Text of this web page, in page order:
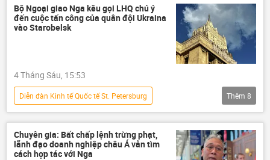
Vladimir Putin
St. Petersburg
Bộ Ngoại giao Nga kêu gọi LHQ chú ý
đến cuộc tấn công của quân đội Ukraina
vào Starobelsk
4 Tháng Sáu, 15:53
Diễn đàn Kinh tế Quốc tế St. Petersburg
Bộ Ngoại giao Nga
Ukraina
Cuộc khủng hoảng ở Ukraina
Nga
xung đột
khủng bố
Thế giới
Thêm 8
Chuyên gia: Bất chấp lệnh trừng phạt,
lãnh đạo doanh nghiệp châu Á vẫn tìm
cách hợp tác với Nga